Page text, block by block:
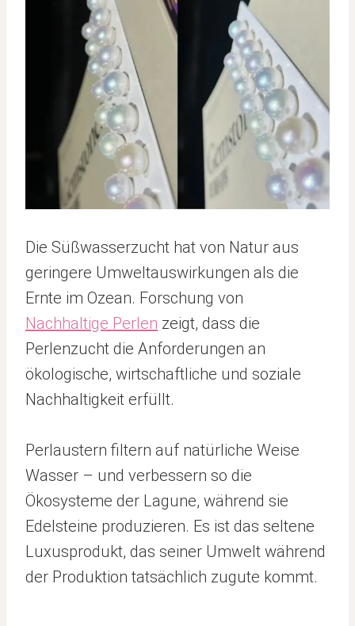
Die Süßwasserzucht hat von Natur aus
geringere Umweltauswirkungen als die
Ernte im Ozean. Forschung von
Nachhaltige Perlen zeigt, dass die
Perlenzucht die Anforderungen an
ökologische, wirtschaftliche und soziale
Nachhaltigkeit erfüllt.
Perlaustern filtern auf natürliche Weise
Wasser – und verbessern so die
Ökosysteme der Lagune, während sie
Edelsteine produzieren. Es ist das seltene
Luxusprodukt, das seiner Umwelt während
der Produktion tatsächlich zugute kommt.